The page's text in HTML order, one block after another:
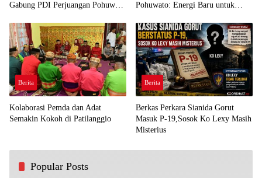
Gabung PDI Perjuangan Pohuwato
Pohuwato: Energi Baru untuk
Berita
Kolaborasi Pemda dan Adat
Semakin Kokoh di Patilanggio
Berita
Berkas Perkara Sianida Gorut
Masuk P-19,Sosok Ko Lexy Masih
Misterius
Popular Posts